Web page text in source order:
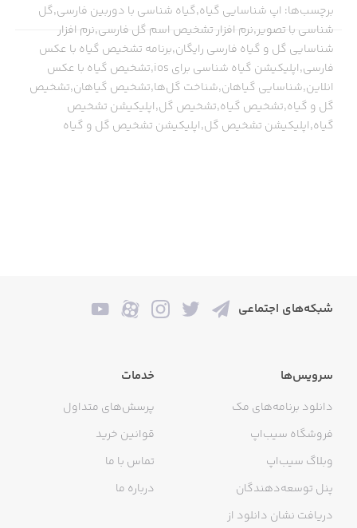
برچسب‌ها: اپ شناسایی گیاه,گیاه شناسی با دوربین فارسی,گل
شناسی با تصویر,نرم افزار تشخیص اسم گل فارسی,نرم افزار
شناسایی گل و گیاه فارسی رایگان,برنامه تشخیص گیاه با عکس
فارسی,اپلیکیشن گیاه شناسی برای ios,تشخیص گیاه با عکس
انلاین,شناسایی گیاهان,شناخت گل‌ها,تشخیص گیاهان,تشخیص
گل و گیاه,تشخیص گیاه,تشخیص گل,اپلیکیشن تشخیص
گیاه,اپلیکیشن تشخیص گل,اپلیکیشن تشخیص گل و گیاه
شبکه‌های اجتماعی
سرویس‌ها
دانلود برنامه‌های مک
فروشگاه سیب‌اپ
وبلاگ سیب‌اپ
پنل توسعه‌دهندگان
دریافت نشان دانلود از
خدمات
پرسش‌های متداول
قوانین خرید
تماس با ما
درباره ما